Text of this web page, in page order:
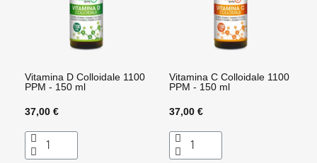
Vitamina D Colloidale 1100
PPM - 150 ml
37,00 €
Vitamina C Colloidale 1100
PPM - 150 ml
37,00 €